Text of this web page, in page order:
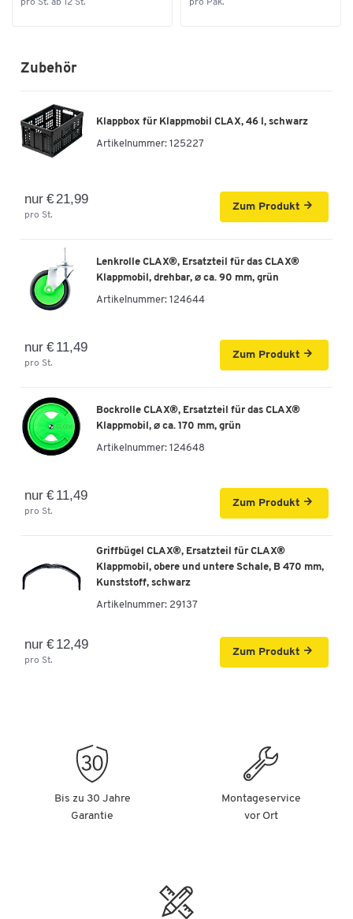
pro St. ab 12 St. pro Pak.
Zubehör
Klappbox für Klappmobil CLAX, 46 l, schwarz
Artikelnummer: 125227
nur € 21,99
pro St.
Zum Produkt
Lenkrolle CLAX®, Ersatzteil für das CLAX®
Klappmobil, drehbar, ⌀ ca. 90 mm, grün
Artikelnummer: 124644
nur € 11,49
pro St.
Zum Produkt
Bockrolle CLAX®, Ersatzteil für das CLAX®
Klappmobil, ⌀ ca. 170 mm, grün
Artikelnummer: 124648
nur € 11,49
pro St.
Zum Produkt
Griffbügel CLAX®, Ersatzteil für CLAX®
Klappmobil, obere und untere Schale, B 470 mm,
Kunststoff, schwarz
Artikelnummer: 29137
nur € 12,49
pro St.
Zum Produkt
Bis zu 30 Jahre
Garantie
Montageservice
vor Ort